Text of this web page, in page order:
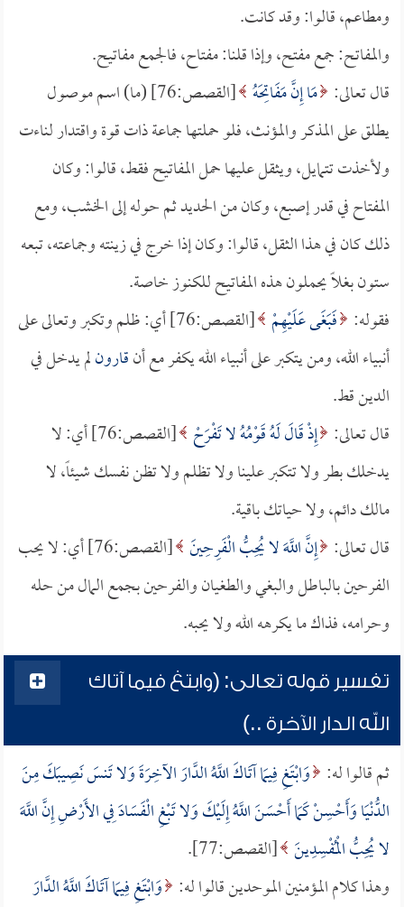
ومطاعم، قالوا: وقد كانت.
والمفاتح: جمع مفتح، وإذا قلنا: مفتاح، فالجمع مفاتيح.
قال تعالى: مَا إِنَّ مَفَاتِحَهُ
[القصص:76] (ما) اسم موصول
يطلق على المذكر والمؤنث، فلو حملتها جماعة ذات قوة واقتدار لناءت
ولأخذت تتمايل، ويثقل عليها حمل المفاتيح فقط، قالوا: وكان
المفتاح في قدر إصبع، وكان من الحديد ثم حوله إلى الخشب، ومع
ذلك كان في هذا الثقل، قالوا: وكان إذا خرج في زينته وجماعته، تبعه
ستون بغلاً يحملون هذه المفاتيح للكنوز خاصة.
فقوله: فَبَغَى عَلَيْهِمْ
[القصص:76] أي: ظلم وتكبر وتعالى على
أنبياء الله، ومن يتكبر على أنبياء الله يكفر مع أنقارونلم يدخل في
الدين قط.
قال تعالى: إِذْ قَالَ لَهُ قَوْمُهُ لا تَفْرَحْ
[القصص:76] أي: لا
يدخلك بطر ولا تتكبر علينا ولا تظلم ولا تظن نفسك شيئاً، لا
مالك دائم، ولا حياتك باقية.
قال تعالى: إِنَّ اللَّهَ لا يُحِبُّ الْفَرِحِينَ
[القصص:76] أي: لا يحب
الفرحين بالباطل والبغي والطغيان والفرحين بجمع المال من حله
وحرامه، فذاك ما يكرهه الله ولا يحبه.
تفسير قوله تعالى: (وابتغ فيما آتاك
الله الدار الآخرة ..)
ثم قالوا له: وَابْتَغِ فِيمَا آتَاكَ اللَّهُ الدَّارَ الآخِرَةَ وَلا تَنسَ نَصِيبَكَ مِنَ
الدُّنْيَا وَأَحْسِنْ كَمَا أَحْسَنَ اللَّهُ إِلَيْكَ وَلا تَبْغِ الْفَسَادَ فِي الأَرْضِ إِنَّ اللَّهَ
لا يُحِبُّ الْمُفْسِدِينَ [القصص:77].
وهذا كلام المؤمنين الموحدين قالوا له: وَابْتَغِ فِيمَا آتَاكَ اللَّهُ الدَّارَ